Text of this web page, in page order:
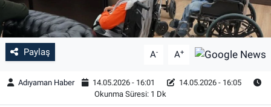
Paylaş A- A+
Adıyaman Haber 14.05.2026 - 16:01
14.05.2026 - 16:05
Okunma Süresi: 1 Dk
Yaşam
Çevre
Şambayat Haber